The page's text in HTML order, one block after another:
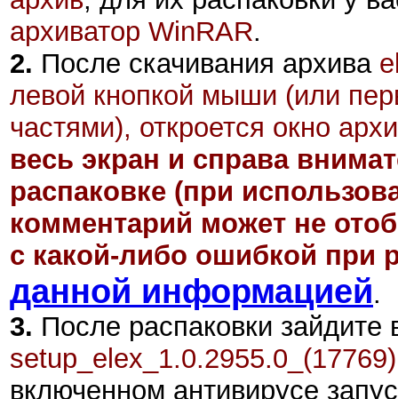
архиватор WinRAR.
2. После скачивания архива
левой кнопкой мыши (или
частями), откроется окно
весь экран и справа
распаковке (при
комментарий может не
с какой-либо ошибкой при
данной информацией.
3. После распаковки зайдите
включенном антивирусе